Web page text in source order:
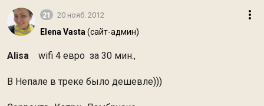
21 20 нояб. 2012
Elena Vasta (сайт-админ)
Alisa wifi 4 евро за 30 мин.,
В Непале в треке было дешевле)))